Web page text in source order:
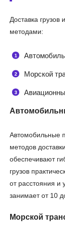
Доставка
методами:
Морской
Автомобильные
методов
обеспечивают
грузов
от расстояния и
занимает от 10
Морской